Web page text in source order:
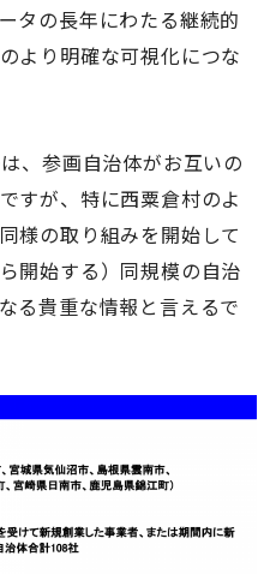
タの長年にわたる継続的
より明確な可視化につな
、参画自治体がお互いの
すが、特に西粟倉村のよ
様の取り組みを開始して
開始する）同規模の自治
る貴重な情報と言えるで